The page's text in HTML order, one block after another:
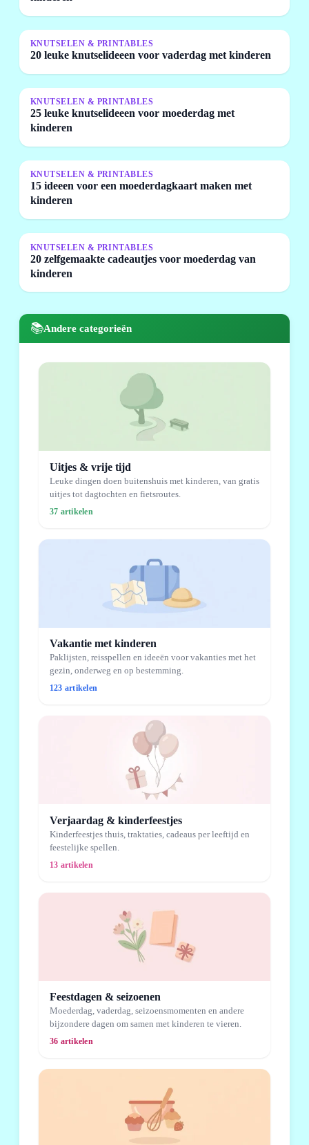
KNUTSELEN & PRINTABLES
20 leuke knutselideeen voor vaderdag met kinderen
KNUTSELEN & PRINTABLES
25 leuke knutselideeen voor moederdag met
kinderen
KNUTSELEN & PRINTABLES
15 ideeen voor een moederdagkaart maken met
kinderen
KNUTSELEN & PRINTABLES
20 zelfgemaakte cadeautjes voor moederdag van
kinderen
📚Andere categorieën
Uitjes & vrije tijd
Leuke dingen doen buitenshuis met kinderen, van gratis
uitjes tot dagtochten en fietsroutes.
37 artikelen
Vakantie met kinderen
Paklijsten, reisspellen en ideeën voor vakanties met het
gezin, onderweg en op bestemming.
123 artikelen
Verjaardag & kinderfeestjes
Kinderfeestjes thuis, traktaties, cadeaus per leeftijd en
feestelijke spellen.
13 artikelen
Feestdagen & seizoenen
Moederdag, vaderdag, seizoensmomenten en andere
bijzondere dagen om samen met kinderen te vieren.
36 artikelen